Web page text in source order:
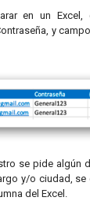
en un Excel,
y
se pide algún
y/o ciudad, se
del Excel.